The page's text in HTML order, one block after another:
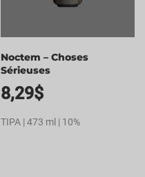
Noctem – Choses
Sérieuses
8,29$
TIPA | 473 ml | 10%